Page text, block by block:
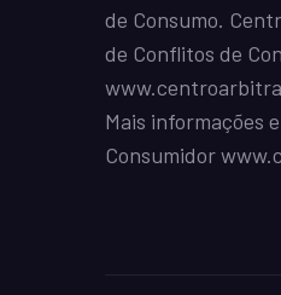
de Consumo.
de Conflitos de
Mais informações
Consumidor